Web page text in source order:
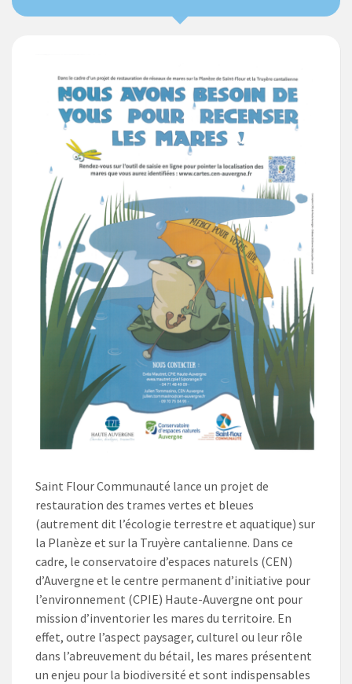
Saint Flour Communauté lance un projet de
restauration des trames vertes et bleues
(autrement dit l’écologie terrestre et aquatique) sur
la Planèze et sur la Truyère cantalienne. Dans ce
cadre, le conservatoire d’espaces naturels (CEN)
d’Auvergne et le centre permanent d’initiative pour
l’environnement (CPIE) Haute-Auvergne ont pour
mission d’inventorier les mares du territoire. En
effet, outre l’aspect paysager, culturel ou leur rôle
dans l’abreuvement du bétail, les mares présentent
un enjeu pour la biodiversité et sont indispensables